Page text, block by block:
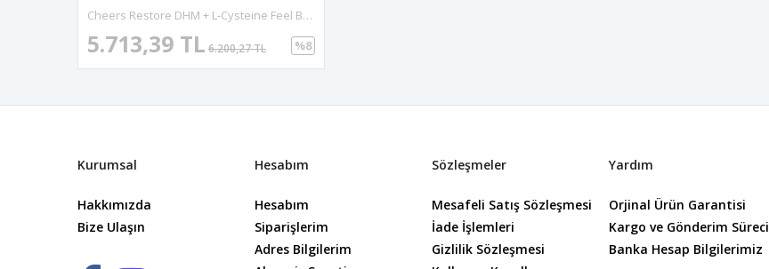
Cheers Restore DHM + L-Cysteine Feel Better After Drinking & Support Your Liver 12 Doses Dihydromyricetin, Cysteine, Prickly Pear, B-Vitamins, Ginger 36 Capsul.Made In Usa.
5.713,39 TL 6.200,27 TL %8
Kurumsal
Hakkımızda
Bize Ulaşın
Hesabım
Hesabım
Siparişlerim
Adres Bilgilerim
Sözleşmeler
Mesafeli Satış Sözleşmesi
İade İşlemleri
Gizlilik Sözleşmesi
Yardım
Orjinal Ürün Garantisi
Kargo ve Gönderim Süreci
Banka Hesap Bilgilerimiz